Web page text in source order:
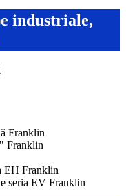
industriale,
Franklin
Franklin
EH Franklin
seria EV Franklin